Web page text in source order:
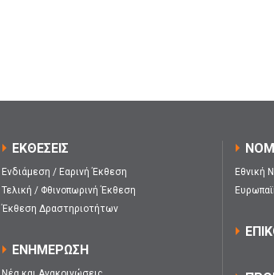
ΕΚΘΕΣΕΙΣ
Ενδιάμεση / Εαρινή Έκθεση
Τελική / Φθινοπωρινή Έκθεση
Έκθεση Δραστηριοτήτων
ΕΝΗΜΕΡΩΣΗ
Εθνική